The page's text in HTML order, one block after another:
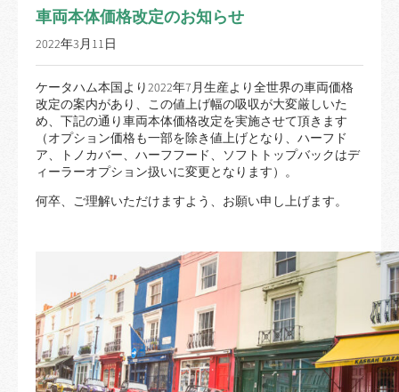
車両本体価格改定のお知らせ
2022年3月11日
ケータハム本国より2022年7月生産より全世界の車両価格
改定の案内があり、この値上げ幅の吸収が大変厳しいた
め、下記の通り車両本体価格改定を実施させて頂きます
（オプション価格も一部を除き値上げとなり、ハーフド
ア、トノカバー、ハーフフード、ソフトトップバックはデ
ィーラーオプション扱いに変更となります）。
何卒、ご理解いただけますよう、お願い申し上げます。